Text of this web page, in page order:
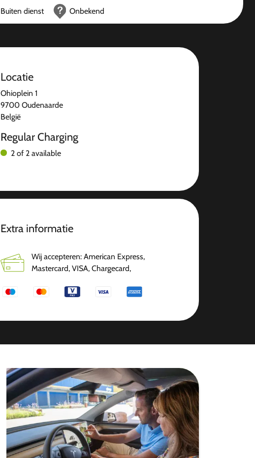
Buiten dienst Onbekend
Locatie
Ohioplein 1
9700 Oudenaarde
België
Regular Charging
2 of 2 available
Extra informatie
Wij accepteren: American Express,
Mastercard, VISA, Chargecard,